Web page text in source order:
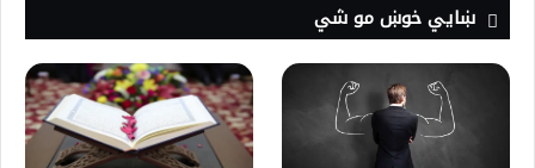
ښايي خوښ مو شي